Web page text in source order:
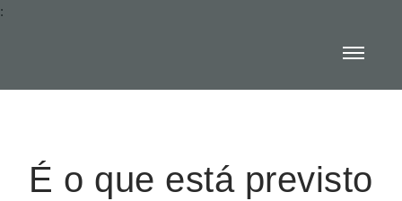
:
É o que está previsto